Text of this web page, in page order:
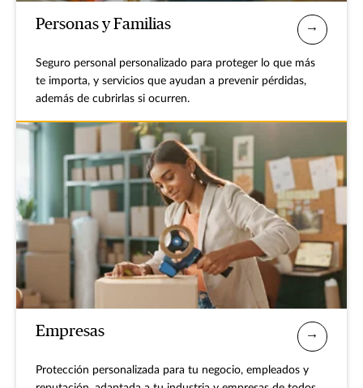
Personas y Familias
Seguro personal personalizado para proteger lo que más
te importa, y servicios que ayudan a prevenir pérdidas,
además de cubrirlas si ocurren.
Empresas
Protección personalizada para tu negocio, empleados y